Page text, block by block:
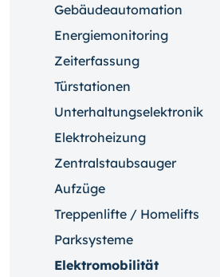
Gebäudeautomation
Energiemonitoring
Zeiterfassung
Türstationen
Unterhaltungselektronik
Elektroheizung
Zentralstaubsauger
Aufzüge
Treppenlifte / Homelifts
Parksysteme
Elektromobilität